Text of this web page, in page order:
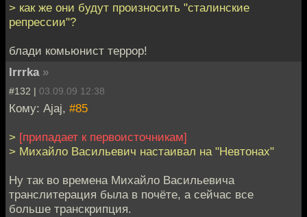
> как же они будут произносить "сталинские
репрессии"?
блади комьюнист террор!
Irrrka »
#132 | 03.09.09 12:38
Кому: Ajaj, #85
> [припадает к первоисточникам]
> Михайло Васильевич настаивал на "Невтонах"
Ну так во времена Михайло Васильевича
транслитерация была в почёте, а сейчас все
больше транскрипция.